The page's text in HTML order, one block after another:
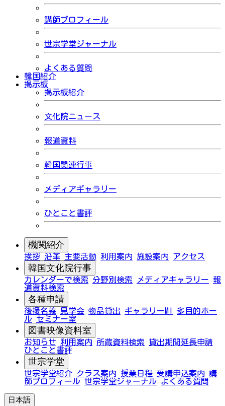
講師プロフィール
世宗学堂ジャーナル
よくある質問
韓国紹介
掲示板
掲示板紹介
文化院ニュース
報道資料
韓国関連行事
メディアギャラリー
ひとこと書評
機関紹介
挨拶 沿革 主要活動 利用案内 施設案内 アクセス
韓国文化院行事
カレンダーで検索 分野別検索 メディアギャラリー 報
道資料検索
各種申請
後援名義 見学会 物品貸出 ギャラリーMI
多目的ホー
ル セミナー室
図書映像資料室
お知らせ 利用案内 所蔵資料検索
貸出期間延長申請
ひとこと書評
世宗学堂
世宗学堂紹介 クラス案内 授業日程 受講申込案内 講
師プロフィール 世宗学堂ジャーナル よくある質問
日本語